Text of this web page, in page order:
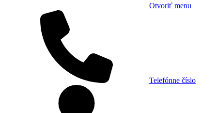
Otvoriť menu
Telefónne číslo